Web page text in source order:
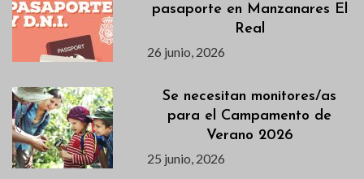
pasaporte en Manzanares El
Real
26 junio, 2026
Se necesitan monitores/as
para el Campamento de
Verano 2026
25 junio, 2026